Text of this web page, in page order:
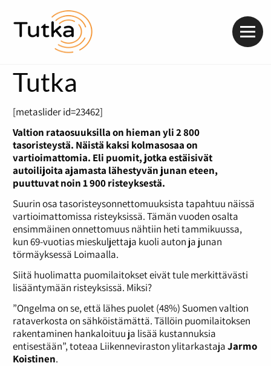
Tutka
[metaslider id=23462]
Valtion rataosuuksilla on hieman yli 2 800
tasoristeystä. Näistä kaksi kolmasosaa on
vartioimattomia. Eli puomit, jotka estäisivät
autoilijoita ajamasta lähestyvän junan eteen,
puuttuvat noin 1 900 risteyksestä.
Suurin osa tasoristeysonnettomuuksista tapahtuu näissä
vartioimattomissa risteyksissä. Tämän vuoden osalta
ensimmäinen onnettomuus nähtiin heti tammikuussa,
kun 69-vuotias mieskuljettaja kuoli auton ja junan
törmäyksessä Loimaalla.
Siitä huolimatta puomilaitokset eivät tule merkittävästi
lisääntymään risteyksissä. Miksi?
”Ongelma on se, että lähes puolet (48%) Suomen valtion
rataverkosta on sähköistämättä. Tällöin puomilaitoksen
rakentaminen hankaloituu ja lisää kustannuksia
entisestään”, toteaa Liikenneviraston ylitarkastajaJarmo
Koistinen.